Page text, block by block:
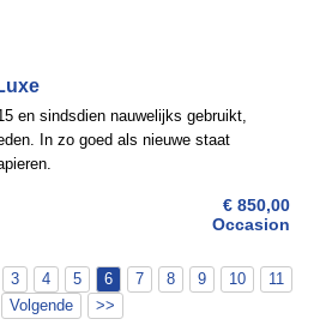
en sindsdien nauwelijks gebruikt,
In zo goed als nieuwe staat
€ 850,00
Occasion
3 4 5 6 7 8 9 10
11
Volgende
>>